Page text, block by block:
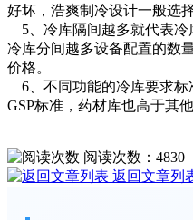
好坏，浩爽制冷设计一般选
5、冷库隔间越多就代表冷
冷库分间越多设备配置的数
价格。
6、不同功能的冷库要求标
GSP标准，药材库也高于其他
阅读次数： 4830
返回文章列